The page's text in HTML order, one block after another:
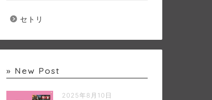
セトリ
» New Post
2025年8月10日